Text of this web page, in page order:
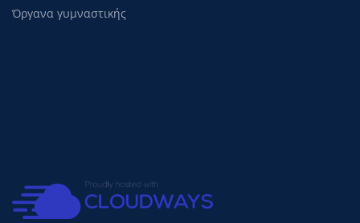
Όργανα γυμναστικής